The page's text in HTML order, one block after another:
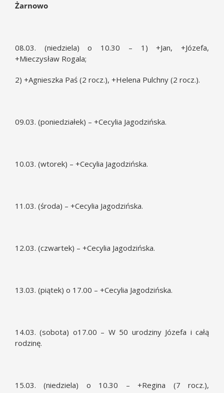
Żarnowo
08.03. (niedziela) o 10.30 – 1) +Jan, +Józefa,
+Mieczysław Rogala;
2) +Agnieszka Paś (2 rocz.), +Helena Pulchny (2 rocz.).
09.03. (poniedziałek) – +Cecylia Jagodzińska.
10.03. (wtorek) – +Cecylia Jagodzińska.
11.03. (środa) – +Cecylia Jagodzińska.
12.03. (czwartek) – +Cecylia Jagodzińska.
13.03. (piątek) o 17.00 – +Cecylia Jagodzińska.
14.03. (sobota) o17.00 – W 50 urodziny Józefa i całą
rodzinę.
15.03. (niedziela) o 10.30 – +Regina (7 rocz.),